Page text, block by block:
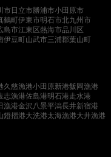
市 日立市勝浦市小田原市
鶴町伊東市明石市北九州市
島市江東区熱海市品川区
伊豆町山武市三浦郡葉山町
久慈漁港小田原新港飯岡漁港
志漁港佐島港明石港走水港
漁港金沢八景平潟長井新宿港
鐙摺港大洗港太海漁港大井漁港